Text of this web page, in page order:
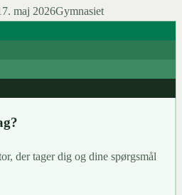
maj 2026Gymnasiet
der tager dig og dine spørgsmål